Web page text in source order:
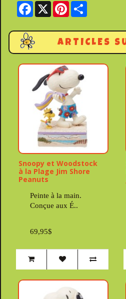
Facebook
X Pinterest
ARTICLES
Snoopy et Woodstock
à la Plage Jim Shore
Peanuts
Peinte à la main.
Conçue aux É..
69,95$